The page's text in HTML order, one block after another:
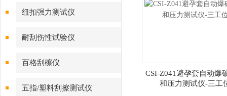
纽扣强力测试仪
耐刮伤性试验仪
百格刮檫仪
五指/塑料刮擦测试仪
CSI-Z041避孕套自动爆
和压力测试仪-三工